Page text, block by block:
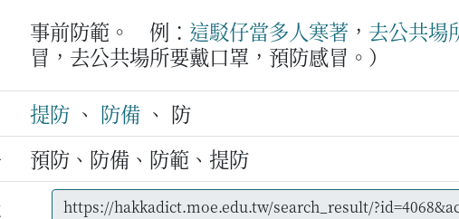
事前防範。 例： 這駁仔當多人寒著 ， 去公共場
冒，去公共場所要戴口罩，預防感冒。）
提防 、 防備 、 防
預防、防備、防範、提防